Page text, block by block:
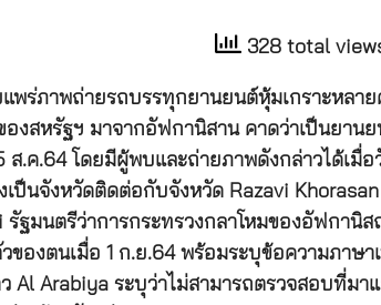
328 total
พร่ภาพถ่ายรถบรรทุกยานยนต์หุ้มเกราะหลา
งสหรัฐฯ มาจากอัฟกานิสาน คาดว่าเป็นยาน
ค.64 โดยมีผู้พบและถ่ายภาพดังกล่าวได้เมื่อ
เป็นจังหวัดติดต่อกับจังหวัด Razavi
มนตรีว่าการกระทรวงกลาโหมของอัฟกานิส
งตนเมื่อ 1 ก.ย.64 พร้อมระบุข้อความภาษาเ
Al Arabiya ระบุว่าไม่สามารถตรวจสอบที่มา